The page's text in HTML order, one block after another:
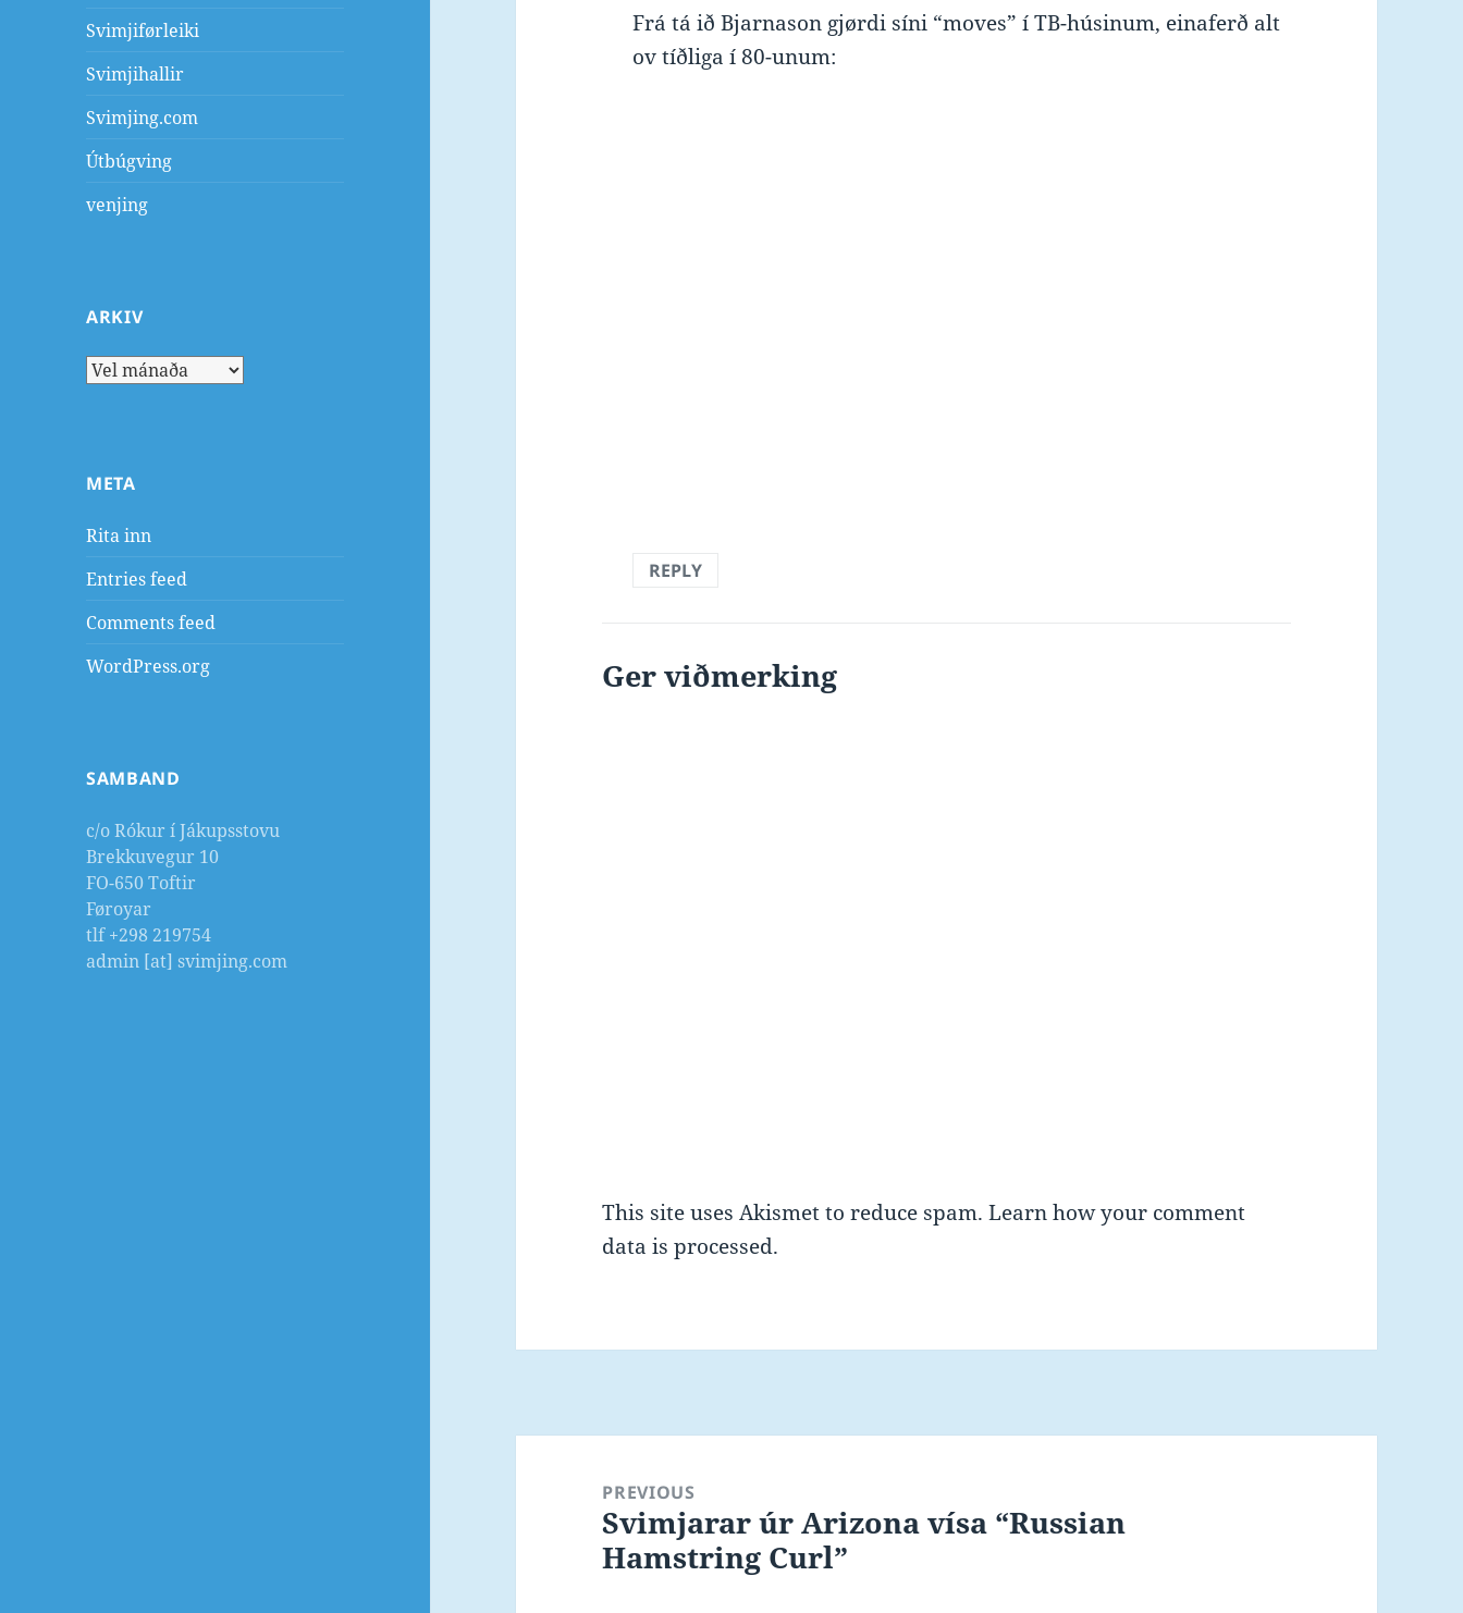
Svimjiførleiki
Svimjihallir
Svimjing.com
Útbúgving
venjing
ARKIV
Arkiv
META
Rita inn
Entries feed
Comments feed
WordPress.org
SAMBAND
c/o Rókur í Jákupsstovu
Brekkuvegur 10
FO-650 Toftir
Føroyar
tlf +298 219754
admin [at] svimjing.com
Frá tá ið Bjarnason gjørdi síni “moves” í TB-húsinum, einaferð alt
ov tíðliga í 80-unum:
REPLY
Ger viðmerking
This site uses Akismet to reduce spam.Learn how your comment
data is processed.
navigationPREVIOUS
Previous
post:
Svimjarar úr Arizona vísa “Russian
Hamstring Curl”